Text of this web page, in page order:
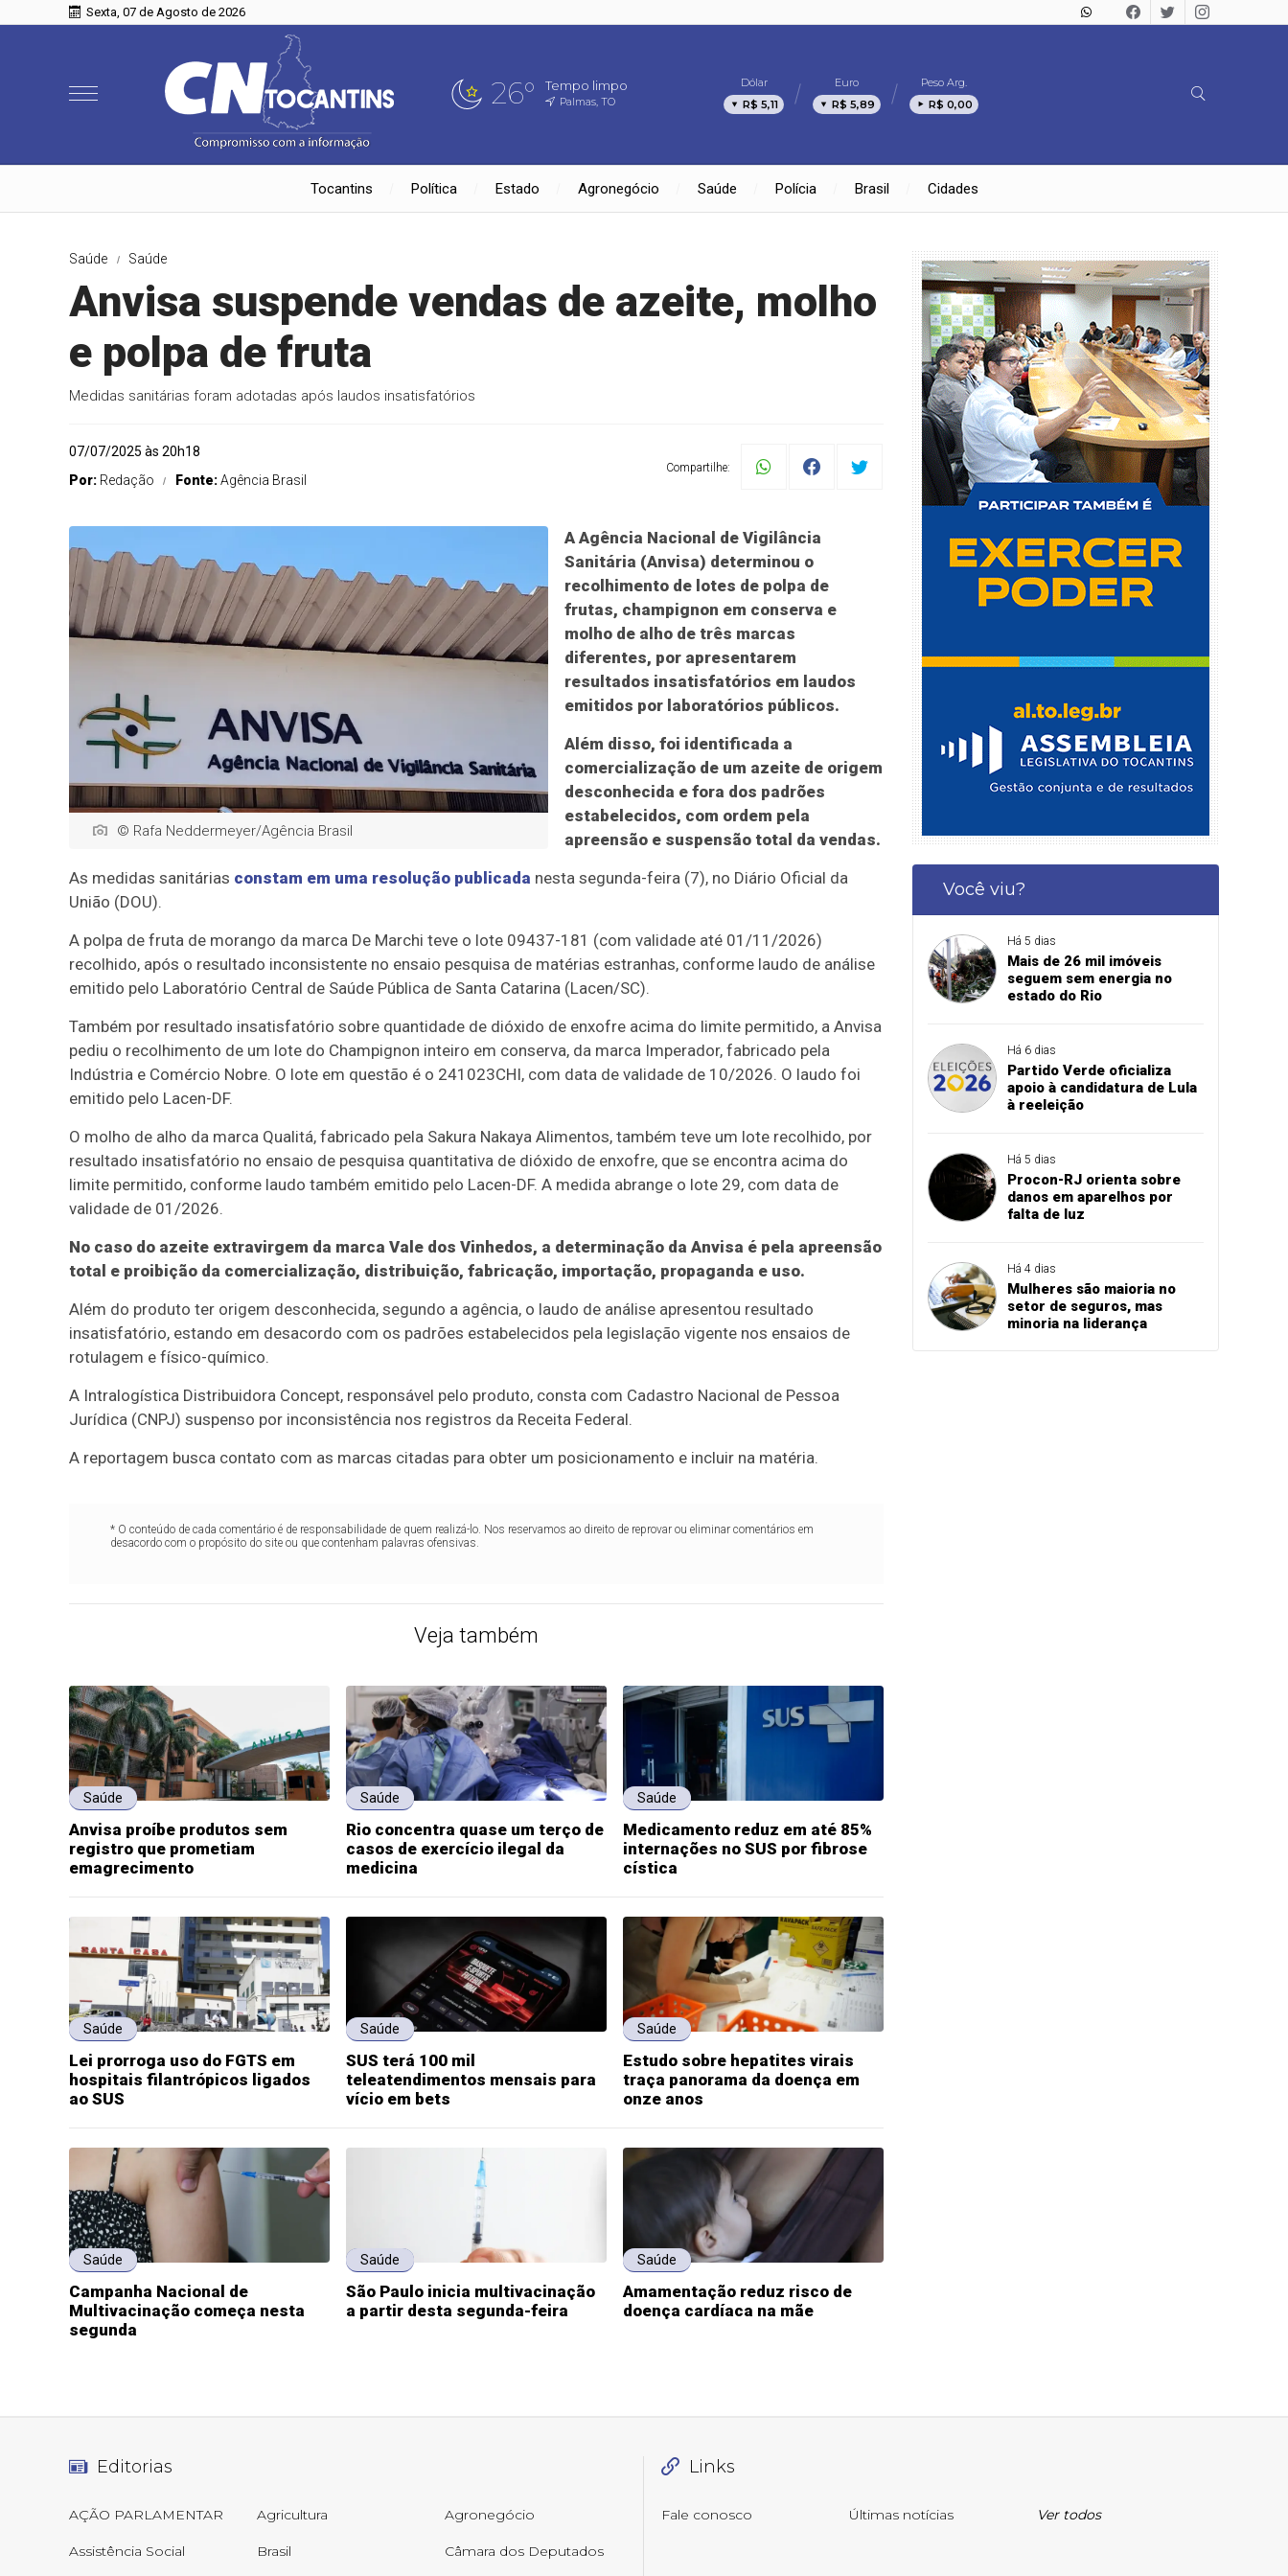
Sexta, 07 de Agosto de 2026
26° Tempo limpo
Palmas, TO
Dólar
R$ 5,11
Euro
R$ 5,89
Peso Arg.
R$ 0,00
Tocantins Política Estado Agronegócio Saúde Polícia Brasil Cidades
Saúde Saúde
Anvisa suspende vendas de azeite, molho
e polpa de fruta
Medidas sanitárias foram adotadas após laudos insatisfatórios
07/07/2025 às 20h18
Por: Redação Fonte:Agência Brasil
Compartilhe:
© Rafa Neddermeyer/Agência Brasil
A Agência Nacional de Vigilância
Sanitária (Anvisa) determinou o
recolhimento de lotes de polpa de
frutas, champignon em conserva e
molho de alho de três marcas
diferentes, por apresentarem
resultados insatisfatórios em laudos
emitidos por laboratórios públicos.
Além disso, foi identificada a
comercialização de um azeite de origem
desconhecida e fora dos padrões
estabelecidos, com ordem pela
apreensão e suspensão total da vendas.
As medidas sanitárias constam em uma resolução publicada nesta segunda-feira (7), no Diário Oficial da
União (DOU).
A polpa de fruta de morango da marca De Marchi teve o lote 09437-181 (com validade até 01/11/2026)
recolhido, após o resultado inconsistente no ensaio pesquisa de matérias estranhas, conforme laudo de análise
emitido pelo Laboratório Central de Saúde Pública de Santa Catarina (Lacen/SC).
Também por resultado insatisfatório sobre quantidade de dióxido de enxofre acima do limite permitido, a Anvisa
pediu o recolhimento de um lote do Champignon inteiro em conserva, da marca Imperador, fabricado pela
Indústria e Comércio Nobre. O lote em questão é o 241023CHI, com data de validade de 10/2026. O laudo foi
emitido pelo Lacen-DF.
O molho de alho da marca Qualitá, fabricado pela Sakura Nakaya Alimentos, também teve um lote recolhido, por
resultado insatisfatório no ensaio de pesquisa quantitativa de dióxido de enxofre, que se encontra acima do
limite permitido, conforme laudo também emitido pelo Lacen-DF. A medida abrange o lote 29, com data de
validade de 01/2026.
No caso do azeite extravirgem da marca Vale dos Vinhedos, a determinação da Anvisa é pela apreensão
total e proibição da comercialização, distribuição, fabricação, importação, propaganda e uso.
Além do produto ter origem desconhecida, segundo a agência, o laudo de análise apresentou resultado
insatisfatório, estando em desacordo com os padrões estabelecidos pela legislação vigente nos ensaios de
rotulagem e físico-químico.
A Intralogística Distribuidora Concept, responsável pelo produto, consta com Cadastro Nacional de Pessoa
Jurídica (CNPJ) suspenso por inconsistência nos registros da Receita Federal.
A reportagem busca contato com as marcas citadas para obter um posicionamento e incluir na matéria.
* O conteúdo de cada comentário é de responsabilidade de quem realizá-lo. Nos reservamos ao direito de reprovar ou eliminar comentários em
desacordo com o propósito do site ou que contenham palavras ofensivas.
Veja também
Saúde
Anvisa proíbe produtos sem
registro que prometiam
emagrecimento
Saúde
Rio concentra quase um terço de
casos de exercício ilegal da
medicina
Saúde
Medicamento reduz em até 85%
internações no SUS por fibrose
cística
Saúde
Lei prorroga uso do FGTS em
hospitais filantrópicos ligados
ao SUS
Saúde
SUS terá 100 mil
teleatendimentos mensais para
vício em bets
Saúde
Estudo sobre hepatites virais
traça panorama da doença em
onze anos
Saúde
Campanha Nacional de
Multivacinação começa nesta
segunda
Saúde
São Paulo inicia multivacinação
a partir desta segunda-feira
Saúde
Amamentação reduz risco de
doença cardíaca na mãe
Você viu?
Há 5 dias
Mais de 26 mil imóveis
seguem sem energia no
estado do Rio
Há 6 dias
Partido Verde oficializa
apoio à candidatura de Lula
à reeleição
Há 5 dias
Procon-RJ orienta sobre
danos em aparelhos por
falta de luz
Há 4 dias
Mulheres são maioria no
setor de seguros, mas
minoria na liderança
Editorias
AÇÃO PARLAMENTAR Agricultura Agronegócio
Assistência Social Brasil Câmara dos Deputados
Links
Fale conosco Últimas notícias Ver todos